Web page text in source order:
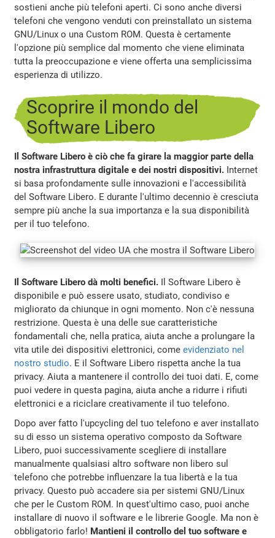
sostieni anche più telefoni aperti. Ci sono anche diversi
telefoni che vengono venduti con preinstallato un sistema
GNU/Linux o una Custom ROM. Questa è certamente
l'opzione più semplice dal momento che viene eliminata
tutta la preoccupazione e viene offerta una semplicissima
esperienza di utilizzo.
Scoprire il mondo del
Software Libero
Il Software Libero è ciò che fa girare la maggior parte della
nostra infrastruttura digitale e dei nostri dispositivi. Internet
si basa profondamente sulle innovazioni e l'accessibilità
del Software Libero. E durante l'ultimo decennio è cresciuta
sempre più anche la sua importanza e la sua disponibilità
per il tuo telefono.
Il Software Libero dà molti benefici. Il Software Libero è
disponibile e può essere usato, studiato, condiviso e
migliorato da chiunque in ogni momento. Non c'è nessuna
restrizione. Questa è una delle sue caratteristiche
fondamentali che, nella pratica, aiuta anche a prolungare la
vita utile dei dispositivi elettronici, comeevidenziato nel
nostro studio. E il Software Libero rispetta anche la tua
privacy. Aiuta a mantenere il controllo dei tuoi dati. E, come
puoi vedere in questa pagina, aiuta anche a ridurre i rifiuti
elettronici e a riciclare creativamente il tuo telefono.
Dopo aver fatto l'upcycling del tuo telefono e aver installato
su di esso un sistema operativo composto da Software
Libero, puoi successivamente scegliere di installare
manualmente qualsiasi altro software non libero sul
telefono che potrebbe influenzare la tua libertà e la tua
privacy. Questo può accadere sia per sistemi GNU/Linux
che per le Custom ROM. In quest'ultimo caso, puoi anche
installare di nuovo il software e le librerie Google. Ma non è
obbligatorio farlo! Mantieni il controllo del tuo software e